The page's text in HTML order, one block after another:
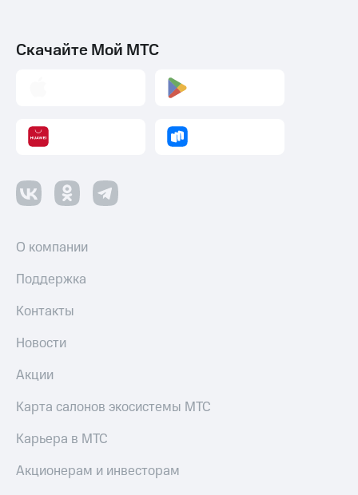
Скачайте Мой МТС
О компании
Поддержка
Контакты
Новости
Акции
Карта салонов экосистемы МТС
Карьера в МТС
Акционерам и инвесторам